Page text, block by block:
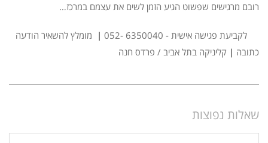
רובם מרגישים שפשוט הגיע הזמן לשים את עצמם במרכז…
לקביעת פגישה אישית - 6350040 -052 | מומלץ להשאיר הודעה
כתובה | קליניקה בתל אביב / פרדס חנה
שאלות נפוצות